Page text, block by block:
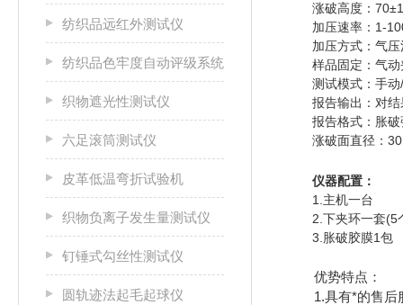
纺织品远红外测试仪
纺织品色牢度自动评级系统
织物遮光性测试仪
六足滚筒测试仪
皮革低温弯折试验机
织物负离子发生量测试仪
钉锤式勾丝性测试仪
圆轨迹法起毛起球仪
涨破高度：
加压速率：1-
加压方式：气压
样品固定：气
测试模式：手
报告输出：对
报告格式：胀
涨破面直径：
仪器配置：
1.主机一台
2.下夹环一套(5
3.胀破胶膜1包
优势特点：
1.具有*的售后